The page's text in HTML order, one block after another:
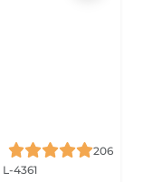
206
4361